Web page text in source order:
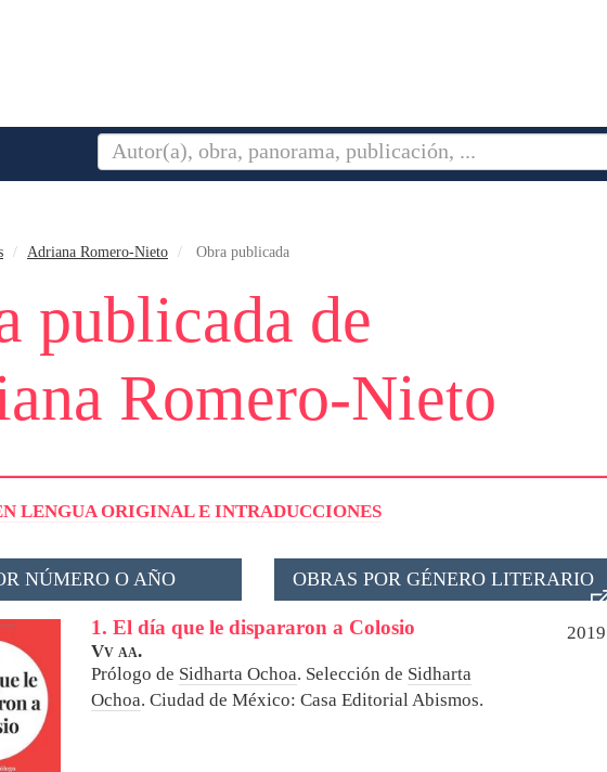
Adriana Romero-Nieto Obra publicada
publicada de
Romero-Nieto
LENGUA ORIGINAL E INTRADUCCIONES
NÚMERO O AÑO OBRAS POR GÉNERO LITERARIO
1. El día que le dispararon a Colosio
2019
Vv aa.
Prólogo de Sidharta Ochoa. Selección de Sidharta
Ochoa.Ciudad de México: Casa Editorial Abismos.